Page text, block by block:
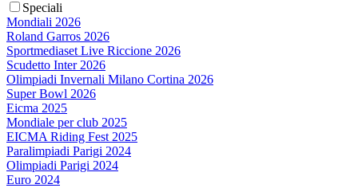
Speciali
Mondiali 2026
Roland Garros 2026
Sportmediaset Live Riccione 2026
Scudetto Inter 2026
Olimpiadi Invernali Milano Cortina 2026
Super Bowl 2026
Eicma 2025
Mondiale per club 2025
EICMA Riding Fest 2025
Paralimpiadi Parigi 2024
Olimpiadi Parigi 2024
Euro 2024